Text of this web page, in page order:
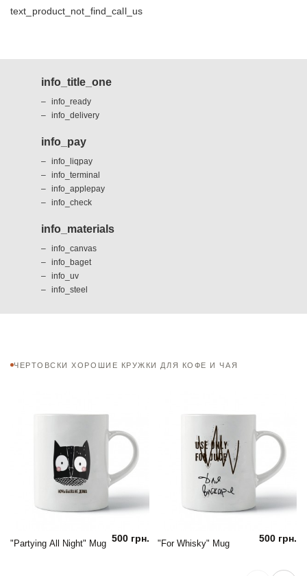
text_product_not_find_call_us
info_title_one
info_ready
info_delivery
info_pay
info_liqpay
info_terminal
info_applepay
info_check
info_materials
info_canvas
info_baget
info_uv
info_steel
ЧЕРТОВСКИ ХОРОШИЕ КРУЖКИ ДЛЯ КОФЕ И ЧАЯ
"Partying All Night" Mug 500 грн. "For Whisky" Mug 500 грн.